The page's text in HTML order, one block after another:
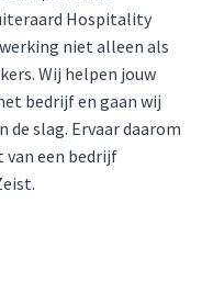
Hospitality
niet alleen als
Wij helpen jouw
bedrijf en gaan wij
slag. Ervaar daarom
van een bedrijf